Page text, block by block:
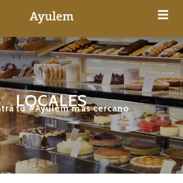
LOCALES
tu #Ayulem más cercano